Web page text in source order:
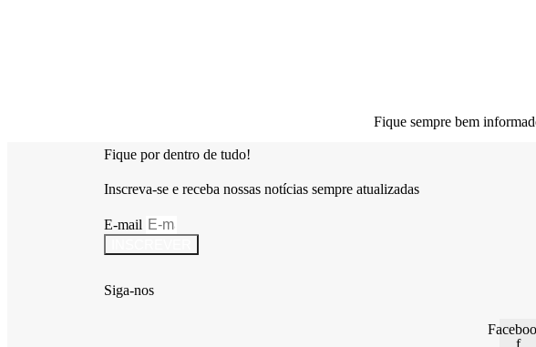
Fique sempre bem
Fique por dentro de tudo!
Inscreva-se e receba nossas notícias sempre atualizadas
E-mail
Siga-nos